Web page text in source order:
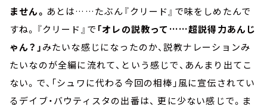
ません。 あとは……たぶん『クリード』で味をしめたんで
すね。『クリード』で 「オレの説教って……超説得力あんじ
ゃん？」みたいな感じになったのか、説教ナレーションみ
たいなのが全編に流れて、という感じで、あんまり出てこ
ない。で、「シュワに代わる今回の相棒」風に宣伝されてい
るデイブ・バウティスタの出番は、 更に少ない感じで。ま